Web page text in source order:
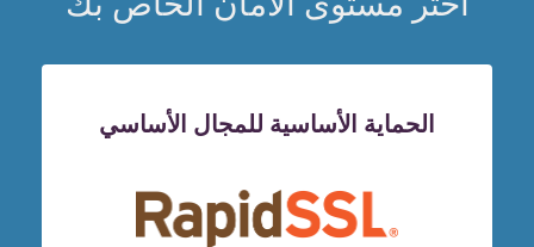
الحماية الأساسية للمجال الأساسي